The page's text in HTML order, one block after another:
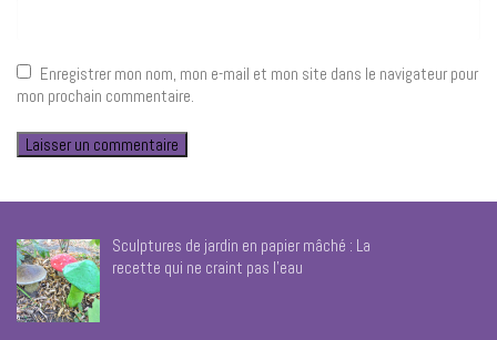
Enregistrer mon nom, mon e-mail et mon site dans le navigateur pour
mon prochain commentaire.
Sculptures de jardin en papier mâché : La
recette qui ne craint pas l’eau